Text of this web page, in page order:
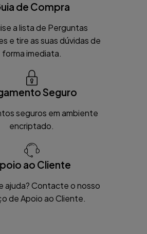
de Compra
a lista de Perguntas
e tire as suas dúvidas de
forma imediata.
Seguro
seguros em ambiente
encriptado.
ao Cliente
ajuda? Contacte o nosso
de Apoio ao Cliente.